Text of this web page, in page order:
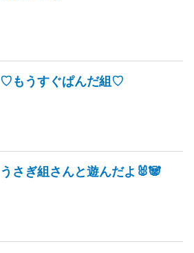
♡もうすぐぱんだ組♡
うさぎ組さんと遊んだよ🐰🐼